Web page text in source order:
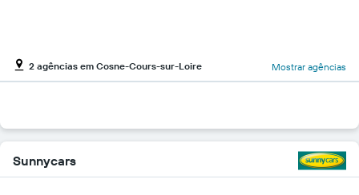
2 agências em Cosne-Cours-sur-Loire Mostrar agências
Sunnycars